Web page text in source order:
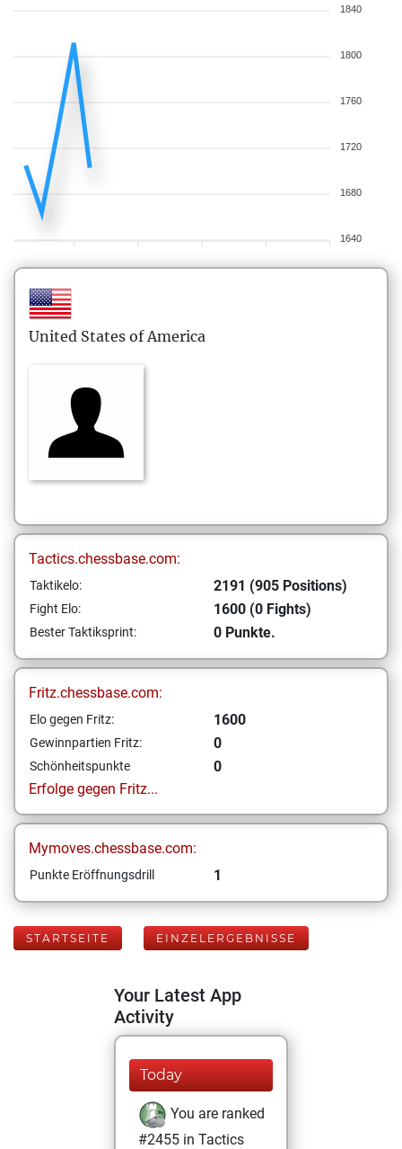
1840
1800
1760
1720
1680
1640
United States of America
Tactics.chessbase.com:
Taktikelo: 2191 (905 Positions)
Fight Elo: 1600 (0 Fights)
Bester Taktiksprint: 0 Punkte.
Fritz.chessbase.com:
Elo gegen Fritz: 1600
Gewinnpartien Fritz: 0
Schönheitspunkte
0
Erfolge gegen Fritz...
Mymoves.chessbase.com:
Punkte Eröffnungsdrill 1
STARTSEITE EINZELERGEBNISSE
Your Latest App
Activity
Today
You are ranked
#2455 in Tactics